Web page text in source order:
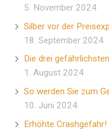
5. November 2024
Silber vor der
18. September 2024
Die drei
1. August 2024
So werden Sie zum
10. Juni 2024
Erhöhte